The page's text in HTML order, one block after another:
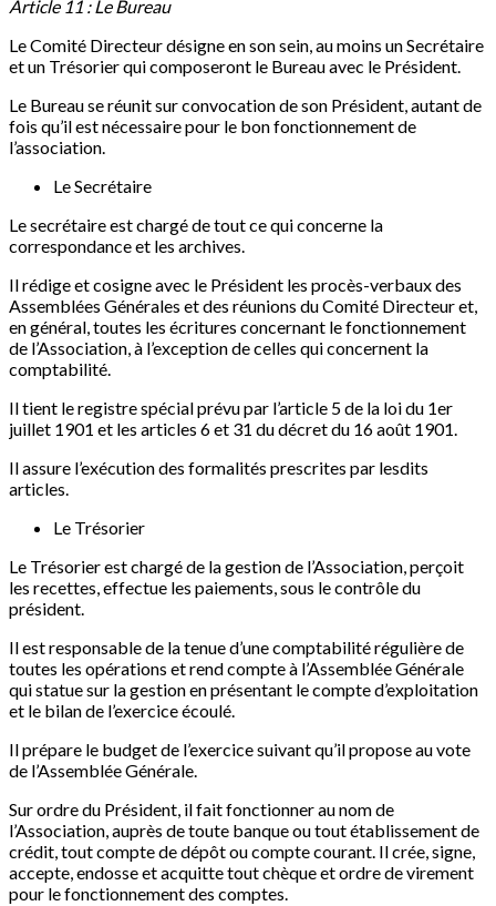
Article 11 : Le Bureau
Le Comité Directeur désigne en son sein, au moins un Secrétaire
et un Trésorier qui composeront le Bureau avec le Président.
Le Bureau se réunit sur convocation de son Président, autant de
fois qu’il est nécessaire pour le bon fonctionnement de
l’association.
Le Secrétaire
Le secrétaire est chargé de tout ce qui concerne la
correspondance et les archives.
Il rédige et cosigne avec le Président les procès-verbaux des
Assemblées Générales et des réunions du Comité Directeur et,
en général, toutes les écritures concernant le fonctionnement
de l’Association, à l’exception de celles qui concernent la
comptabilité.
Il tient le registre spécial prévu par l’article 5 de la loi du 1er
juillet 1901 et les articles 6 et 31 du décret du 16 août 1901.
Il assure l’exécution des formalités prescrites par lesdits
articles.
Le Trésorier
Le Trésorier est chargé de la gestion de l’Association, perçoit
les recettes, effectue les paiements, sous le contrôle du
président.
Il est responsable de la tenue d’une comptabilité régulière de
toutes les opérations et rend compte à l’Assemblée Générale
qui statue sur la gestion en présentant le compte d’exploitation
et le bilan de l’exercice écoulé.
Il prépare le budget de l’exercice suivant qu’il propose au vote
de l’Assemblée Générale.
Sur ordre du Président, il fait fonctionner au nom de
l’Association, auprès de toute banque ou tout établissement de
crédit, tout compte de dépôt ou compte courant. Il crée, signe,
accepte, endosse et acquitte tout chèque et ordre de virement
pour le fonctionnement des comptes.